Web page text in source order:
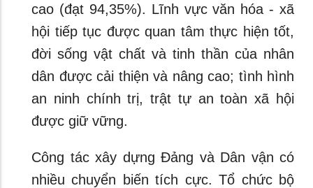
cao (đạt 94,35%). Lĩnh vực văn hóa - xã
hội tiếp tục được quan tâm thực hiện tốt,
đời sống vật chất và tinh thần của nhân
dân được cải thiện và nâng cao; tình hình
an ninh chính trị, trật tự an toàn xã hội
được giữ vững.
Công tác xây dựng Đảng và Dân vận có
nhiều chuyển biến tích cực. Tổ chức bộ